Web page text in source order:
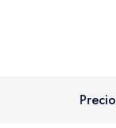
Precio